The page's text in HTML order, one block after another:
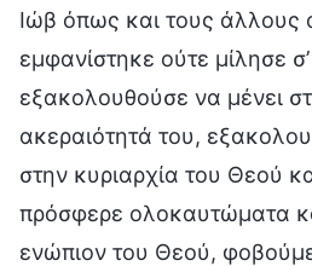
Ιώβ όπως και τους άλλους
εμφανίστηκε ούτε μίλησε
εξακολουθούσε να μένει
ακεραιότητά του,
στην κυριαρχία του Θεού
πρόσφερε ολοκαυτώματα
ενώπιον του Θεού,